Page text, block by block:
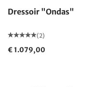
Dressoir "Ondas"
(2)
€ 1.079,00